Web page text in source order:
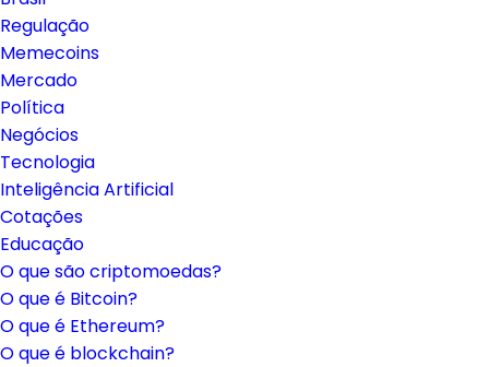
Regulação
Memecoins
Mercado
Política
Negócios
Tecnologia
Inteligência Artificial
Cotações
Educação
O que são criptomoedas?
O que é Bitcoin?
O que é Ethereum?
O que é blockchain?